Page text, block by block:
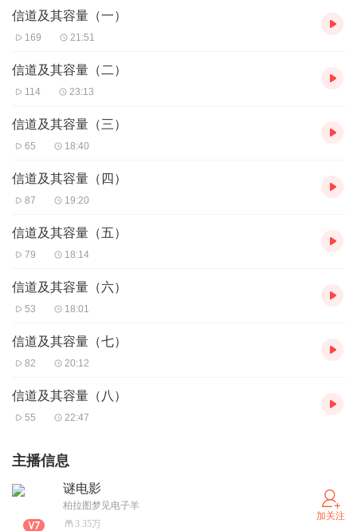
信道及其容量（一）
169 21:51
信道及其容量（二）
114 23:13
信道及其容量（三）
65 18:40
信道及其容量（四）
87 19:20
信道及其容量（五）
79 18:14
信道及其容量（六）
53 18:01
信道及其容量（七）
82 20:12
信道及其容量（八）
55 22:47
主播信息
谜电影
柏拉图梦见电子羊
3.35万
加关注